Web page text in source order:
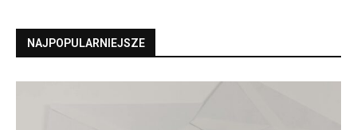
NAJPOPULARNIEJSZE